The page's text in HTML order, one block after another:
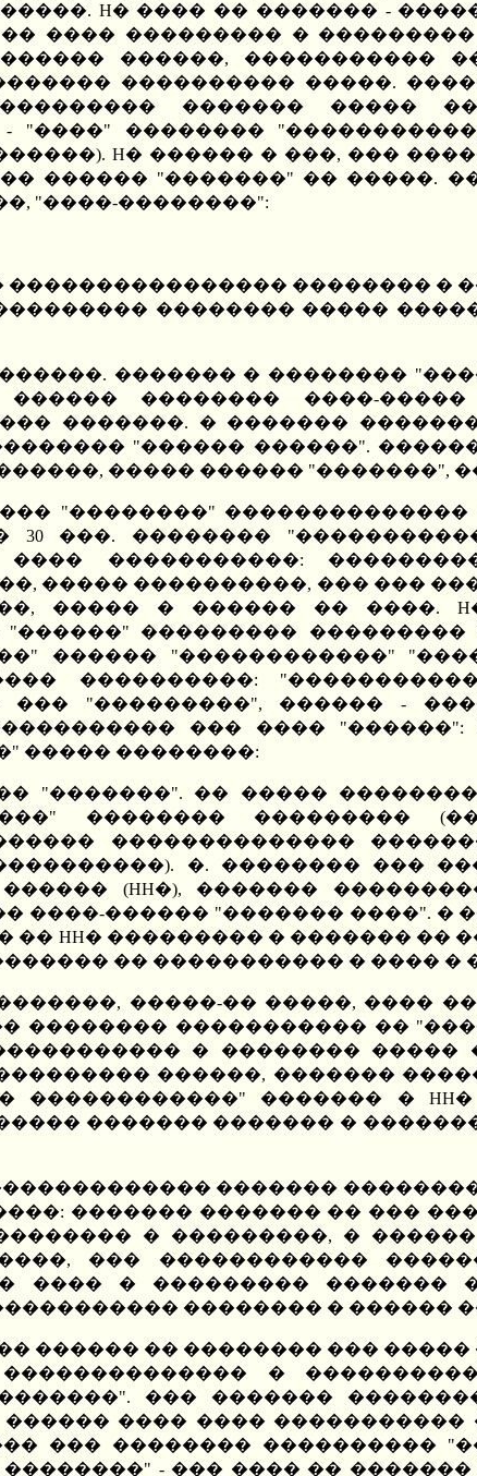
H� ���� �� ������� -
���� ��������� � ���������
������, �����������
���������� �����.
������� �����
"����" ��������
H� ������ � ���, ���
������ "�������" �� �����.
"����-��������":
�������� �
�������� �����
������� � ��������
�������� ����-�����
�������. � �������
"������ ������".
����� ������ "�������",
"��������"
30 ���. ��������
���� �����������:
����� ����������, ��� ���
����� � ������ �� ����.
���������
������ "������������"
����������:
��� "���������", ������ -
��� ����
����� ��������:
"�������". �� �����
�������� ���������
��������������
�. �������� ���
(HH�), �������
����-������ "������� ����". �
HH� ��������� � ������� ��
�� ����������� � ���� �
�����-�� �����, ����
�������� ����������� ��
� �������� �����
������, �������
������������" ������� �
������� ������� �
�������
������� ������� �� ���
� ���������, �
��� ������������
���� � ��������� �������
�������� � ������
������ �� �������� ���
�
��� �������
������ ���� ����
��� �������� ����������
- ��� ���� ��